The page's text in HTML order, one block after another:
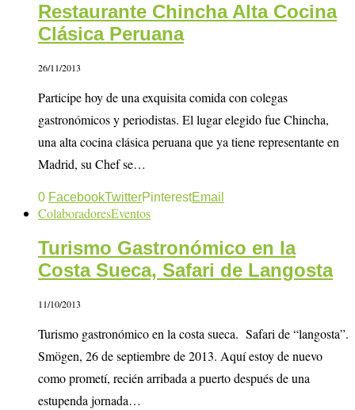
Restaurante Chincha Alta Cocina
Clásica Peruana
26/11/2013
Participe hoy de una exquisita comida con colegas
gastronómicos y periodistas. El lugar elegido fue Chincha,
una alta cocina clásica peruana que ya tiene representante en
Madrid, su Chef se…
0 FacebookTwitterPinterestEmail
ColaboradoresEventos
Turismo Gastronómico en la
Costa Sueca, Safari de Langosta
11/10/2013
Turismo gastronómico en la costa sueca. Safari de “langosta”.
Smögen, 26 de septiembre de 2013. Aquí estoy de nuevo
como prometí, recién arribada a puerto después de una
estupenda jornada…